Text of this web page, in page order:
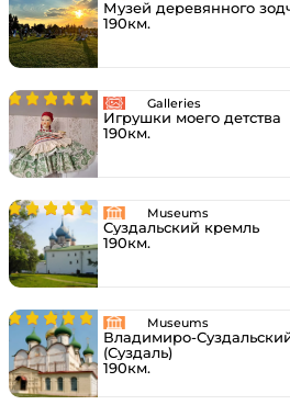
Музей деревянного
190км.
Galleries
Игрушки моего детства
190км.
Museums
Суздальский кремль
190км.
Museums
Владимиро-
(Суздаль)
190км.